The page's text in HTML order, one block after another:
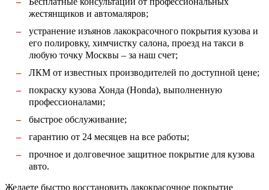
жестянщиков и автомаляров;
устранение изъянов лакокрасочного покрытия кузова и
его полировку, химчистку салона, проезд на такси в
любую точку Москвы – за наш счет;
ЛКМ от известных производителей по доступной цене;
покраску кузова Хонда (Honda), выполненную
профессионалами;
быстрое обслуживание;
гарантию от 24 месяцев на все работы;
прочное и долговечное защитное покрытие для кузова
авто.
Желаете быстро восстановить лакокрасочное покрытие